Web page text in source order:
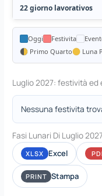
22 giorno lavorativos
Oggi Festivita
Primo Quarto
Luna
Luglio 2027: festività ed
Nessuna festivita
Fasi Lunari Di Luglio 2027
XLSX Excel
PRINT Stampa